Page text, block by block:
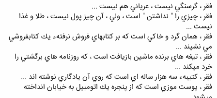
فقر ، گرسنگي نيست ، عرياني هم نيست ...
فقر ، چيزي را " نداشتن " است ، ولي ، آن چيز پول نيست ، طلا و غذا
نيست ...
فقر ، همان گرد و خاكي است كه بر كتابهاي فروش نرفتهء يك كتابفروشي
مي نشيند ...
فقر ، تيغه هاي برنده ماشين بازيافت است ،‌ كه روزنامه هاي برگشتي را
خرد ميكند ...
فقر ، كتيبهء سه هزار ساله اي است كه روي آن يادگاري نوشته اند ...
فقر ، پوست موزي است كه از پنجره يك اتومبيل به خيابان انداخته